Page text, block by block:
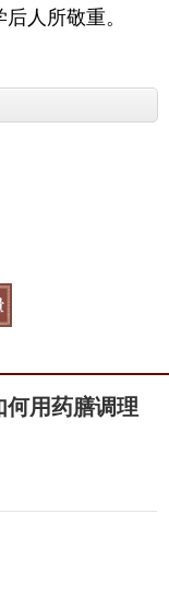
后人所敬重。
用药膳调理